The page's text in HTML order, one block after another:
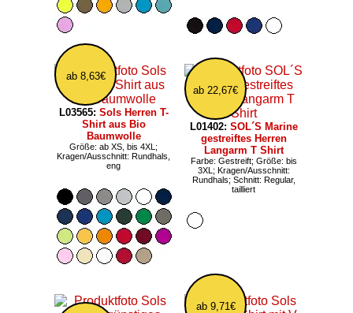
ab 8,63€
L03565: Sols Herren T-
Shirt aus Bio
Baumwolle
Größe: ab XS, bis 4XL;
Kragen/Ausschnitt: Rundhals,
eng
ab 22,67€
L01402: SOL´S Marine
gestreiftes Herren
Langarm T Shirt
Farbe: Gestreift; Größe: bis
3XL; Kragen/Ausschnitt:
Rundhals; Schnitt: Regular,
tailliert
ab 9,71€